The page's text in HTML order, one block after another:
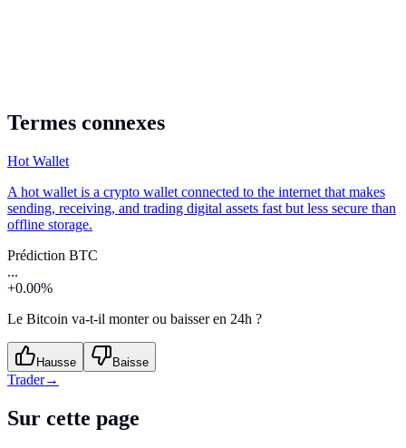
Termes connexes
Hot Wallet
A hot wallet is a crypto wallet connected to the internet that makes
sending, receiving, and trading digital assets fast but less secure than
offline storage.
Prédiction BTC
...
+0.00%
Le Bitcoin va-t-il monter ou baisser en 24h ?
Hausse Baisse
Trader→
Sur cette page